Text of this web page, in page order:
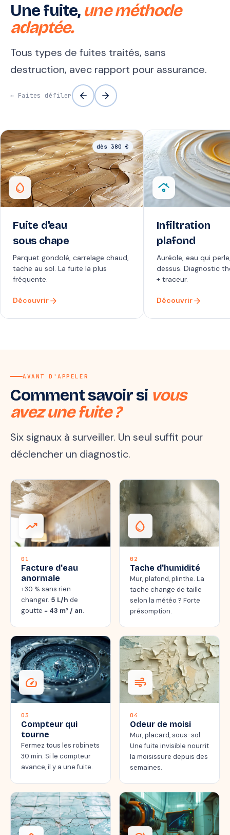
Une fuite, une méthode
adaptée.
Tous types de fuites traités, sans
destruction, avec rapport pour assurance.
← Faites défiler arrow_back arrow_forward
water_drop
dès 380 €
Fuite d'eau
sous chape
Parquet gondolé, carrelage chaud,
tache au sol. La fuite la plus
fréquente.
Découvrirarrow_forward
roofing
Infiltration
plafond
Auréole, eau qui
dessus. Diagnostic
+ traceur.
Découvrirarrow_forward
AVANT D'APPELER
Comment savoir si vous
avez une fuite ?
Six signaux à surveiller. Un seul suffit pour
déclencher un diagnostic.
trending_up
01
Facture d'eau
anormale
+30 % sans rien
changer. 5 L/h de
goutte = 43 m³ / an.
water_drop
02
Tache d'humidité
Mur, plafond, plinthe. La
tache change de taille
selon la météo ? Forte
présomption.
speed
03
Compteur qui
tourne
Fermez tous les robinets
30 min. Si le compteur
avance, il y a une fuite.
air
04
Odeur de moisi
Mur, placard, sous-sol.
Une fuite invisible nourrit
la moisissure depuis des
semaines.